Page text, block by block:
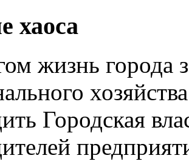
хаоса
жизнь города
Городская